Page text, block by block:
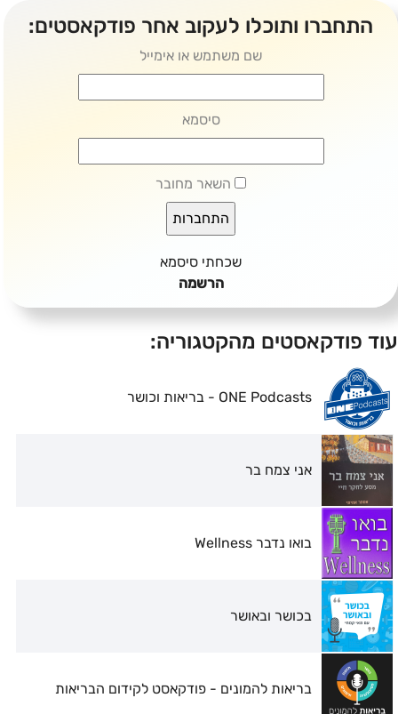
התחברו ותוכלו לעקוב אחר פודקאסטים:
שם משתמש או אימייל
סיסמא
השאר מחובר
שכחתי סיסמא
הרשמה
עוד פודקאסטים מהקטגוריה:
ONE Podcasts - בריאות וכושר
אני צמח בר
בואו נדבר Wellness
בכושר ובאושר
בריאות להמונים - פודקאסט לקידום הבריאות